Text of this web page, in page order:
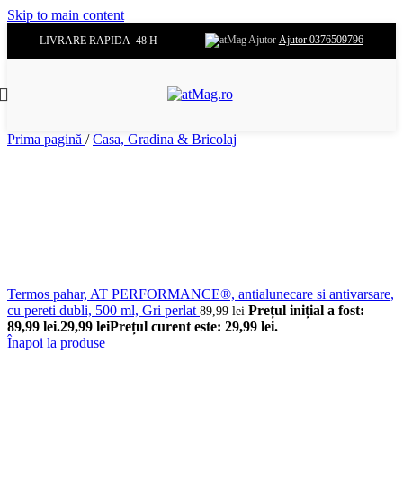
Skip to main content
LIVRARE RAPIDA 48 H Ajutor 0376509796
Prima pagină / Casa, Gradina & Bricolaj
Termos pahar, AT PERFORMANCE®, antialunecare si antivarsare,
cu pereti dubli, 500 ml, Gri perlat 89,99lei Prețul inițial a fost:
89,99 lei.29,99 leiPrețul curent este: 29,99 lei.
Înapoi la produse